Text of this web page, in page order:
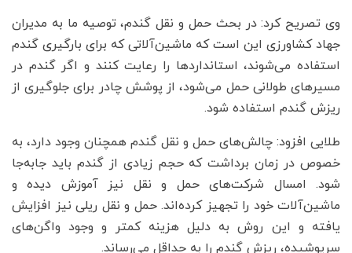
وی تصریح کرد: در بحث حمل و نقل گندم، توصیه ما به مدیران
جهاد کشاورزی این است که ماشین‌آلاتی که برای بارگیری گندم
استفاده می‌شوند، استانداردها را رعایت کنند و اگر گندم در
مسیرهای طولانی حمل می‌شود، از پوشش چادر برای جلوگیری از
ریزش گندم استفاده شود.
طلایی افزود: چالش‌های حمل و نقل گندم همچنان وجود دارد، به
خصوص در زمان برداشت که حجم زیادی از گندم باید جابه‌جا
شود. امسال شرکت‌های حمل و نقل نیز آموزش دیده و
ماشین‌آلات خود را تجهیز کرده‌اند. حمل و نقل ریلی نیز افزایش
یافته و این روش به دلیل هزینه کمتر و وجود واگن‌های
سرپوشیده، ریزش گندم را به حداقل می‌رساند.